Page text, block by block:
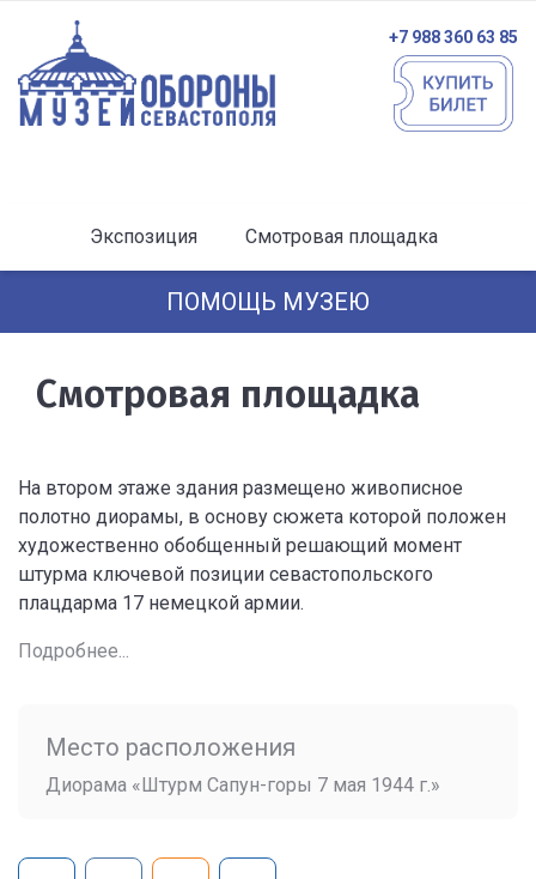
+7 988 360 63 85
Экспозиция Смотровая площадка
ПОМОЩЬ МУЗЕЮ
Смотровая площадка
На втором этаже здания размещено живописное
полотно диорамы, в основу сюжета которой положен
художественно обобщенный решающий момент
штурма ключевой позиции севастопольского
плацдарма 17 немецкой армии.
Подробнее...
Место расположения
Диорама «Штурм Сапун-горы 7 мая 1944 г.»